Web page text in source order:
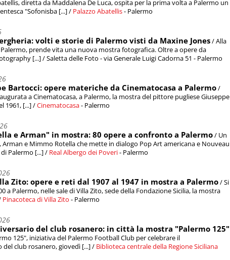
diretta da Maddalena De Luca, ospita per la prima volta a Palermo un
"Sofonisba [...] / Palazzo Abatellis- Palermo
volti e storie di Palermo visti da Maxine Jones/ Alla
prende vita una nuova mostra fotografica. Oltre a opere da
[...] / Saletta delle Foto - via Generale Luigi Cadorna 51 - Palermo
Bartocci: opere materiche da Cinematocasa a Palermo/
a Cinematocasa, a Palermo, la mostra del pittore pugliese Giuseppe
1961, [...] /Cinematocasa- Palermo
e Arman" in mostra: 80 opere a confronto a Palermo/ Un
e Mimmo Rotella che mette in dialogo Pop Art americana e Nouveau
Palermo [...] / Real Albergo dei Poveri- Palermo
Zito: opere e reti dal 1907 al 1947 in mostra a Palermo/ Si
a Palermo, nelle sale di Villa Zito, sede della Fondazione Sicilia, la mostra
Pinacoteca di Villa Zito - Palermo
del club rosanero: in città la mostra "Palermo 125"
125", iniziativa del Palermo Football Club per celebrare il
club rosanero, giovedì [...] / Biblioteca centrale della Regione Siciliana